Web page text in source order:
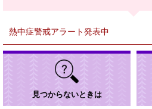
熱中症警戒アラート発表中
見つからないときは